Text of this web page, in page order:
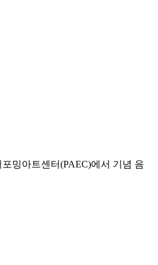
포밍아트센터(PAEC)에서 기념 음